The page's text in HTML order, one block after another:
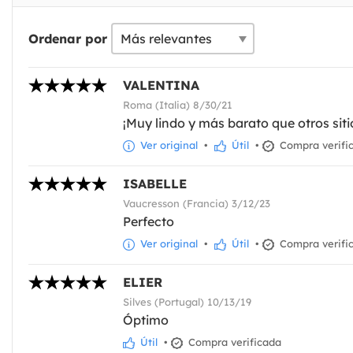
Ordenar por
VALENTINA
Roma (Italia) 8/30/21
¡Muy lindo y más barato que otros
Ver original • Útil • Compra
ISABELLE
Vaucresson (Francia) 3/12/23
Perfecto
Ver original • Útil • Compra
ELIER
Silves (Portugal) 10/13/19
Óptimo
Útil • Compra verificada